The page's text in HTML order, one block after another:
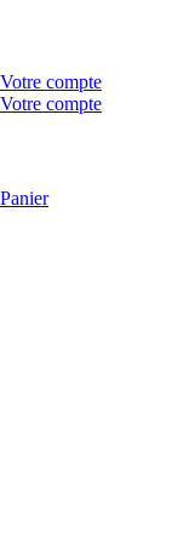
Votre compte
Votre compte
Panier